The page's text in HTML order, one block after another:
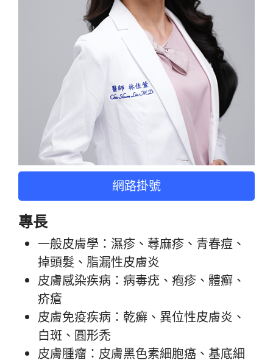
網路掛號
專長
一般皮膚學：濕疹、蕁麻疹、青春痘、
掉頭髮、脂漏性皮膚炎
皮膚感染疾病：病毒疣、疱疹、體癬、
疥瘡
皮膚免疫疾病：乾癬、異位性皮膚炎、
白斑、圓形禿
皮膚腫瘤：皮膚黑色素細胞癌、基底細